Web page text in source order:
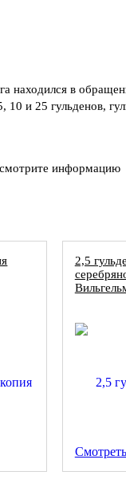
находился в
и 25 гульденов,
информацию
2,5
Смотреть